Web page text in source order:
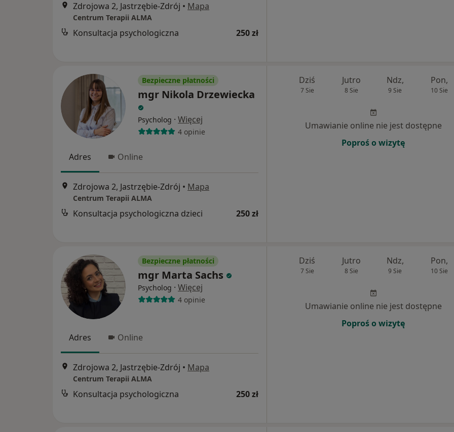
Zdrojowa 2, Jastrzębie-Zdrój • Mapa
Centrum Terapii ALMA
Konsultacja psychologiczna 250 zł
Bezpieczne płatności
mgr Nikola Drzewiecka
Psycholog · Więcej
4 opinie
Adres Online
Zdrojowa 2, Jastrzębie-Zdrój • Mapa
Centrum Terapii ALMA
Konsultacja psychologiczna dzieci 250 zł
Dziś
7 Sie
Jutro
8 Sie
Ndz,
9 Sie
Pon,
10 Sie
Umawianie online nie jest dostępne
Poproś o wizytę
Bezpieczne płatności
mgr Marta Sachs
Psycholog · Więcej
4 opinie
Adres Online
Zdrojowa 2, Jastrzębie-Zdrój • Mapa
Centrum Terapii ALMA
Konsultacja psychologiczna 250 zł
Dziś
7 Sie
Jutro
8 Sie
Ndz,
9 Sie
Pon,
10 Sie
Umawianie online nie jest dostępne
Poproś o wizytę